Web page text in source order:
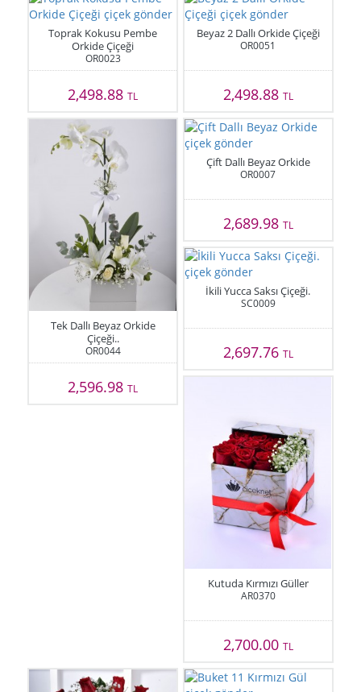
Toprak Kokusu Pembe
Orkide Çiçeği
OR0023
2,498.88TL
Beyaz 2 Dallı Orkide Çiçeği
OR0051
2,498.88 TL
Tek Dallı Beyaz Orkide
Çiçeği..
OR0044
2,596.98TL
Çift Dallı Beyaz Orkide
OR0007
2,689.98 TL
İkili Yucca Saksı Çiçeği.
SC0009
2,697.76 TL
Kutuda Kırmızı Güller
AR0370
2,700.00 TL